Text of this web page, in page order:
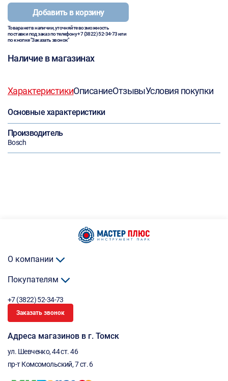
Добавить в корзину
Товара нет в наличии, уточняйте возможность
поставки под заказ по телефону+7 (3822) 52-34-73или
по кнопке "Заказать звонок"
Наличие в магазинах
ХарактеристикиОписаниеОтзывыУсловия покупки
Основные характеристики
Производитель
Bosch
О компании
Покупателям
+7 (3822) 52-34-73
Заказать звонок
Адреса магазинов в г. Томск
ул. Шевченко, 44 ст. 46
пр-т Комсомольский, 7 ст. 6